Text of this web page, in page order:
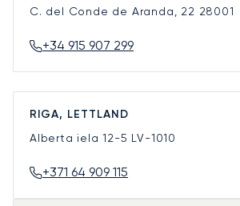
C. del Conde de Aranda, 22 28001
+34 915 907 299
RIGA, LETTLAND
Alberta iela 12-5 LV-1010
+371 64 909 115